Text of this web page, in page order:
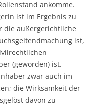
ankomme.
ist im Ergebnis zu
die außergerichtliche
ist,
(geworden) ist.
zwar auch im
die Wirksamkeit der
davon zu